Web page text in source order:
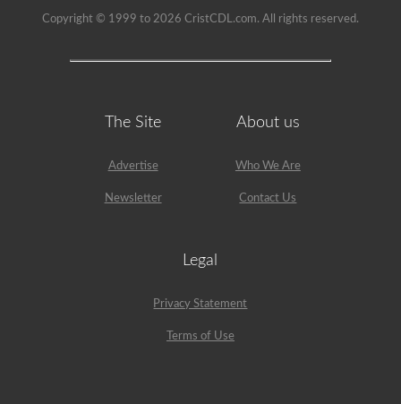
Copyright © 1999 to 2026 CristCDL.com. All rights reserved.
The Site
Advertise
Newsletter
About us
Who We Are
Contact Us
Legal
Privacy Statement
Terms of Use